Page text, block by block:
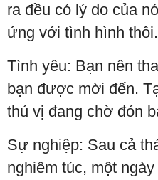
ra đều có lý do của
ứng với tình hình thôi.
Tình yêu: Bạn nên
bạn được mời đến.
thú vị đang chờ đón
Sự nghiệp: Sau cả
nghiêm túc, một